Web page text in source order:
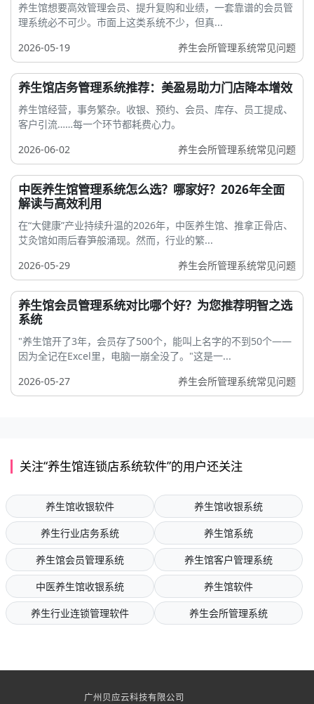
养生馆想要高效管理会员、提升复购和业绩，一套靠谱的会员管
理系统必不可少。市面上这类系统不少，但真...
2026-05-19
养生会所管理系统常见问题
养生馆店务管理系统推荐：美盈易助力门店降本增效
养生馆经营，事务繁杂。收银、预约、会员、库存、员工提成、
客户引流……每一个环节都耗费心力。
2026-06-02
养生会所管理系统常见问题
中医养生馆管理系统怎么选？哪家好？2026年全面
解读与高效利用
在“大健康”产业持续升温的2026年，中医养生馆、推拿正骨店、
艾灸馆如雨后春笋般涌现。然而，行业的繁...
2026-05-29
养生会所管理系统常见问题
养生馆会员管理系统对比哪个好？为您推荐明智之选
系统
"养生馆开了3年，会员存了500个，能叫上名字的不到50个——
因为全记在Excel里，电脑一崩全没了。"这是一...
2026-05-27
养生会所管理系统常见问题
关注“养生馆连锁店系统软件”的用户还关注
养生馆收银软件
养生馆收银系统
养生行业店务系统
养生馆系统
养生馆会员管理系统
养生馆客户管理系统
中医养生馆收银系统
养生馆软件
养生行业连锁管理软件
养生会所管理系统
广州贝应云科技有限公司